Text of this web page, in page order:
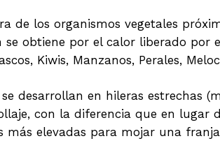
de los organismos vegetales
obtiene por el calor liberado por
Kiwis, Manzanos, Perales,
desarrollan en hileras estrechas
con la diferencia que en lugar
más elevadas para mojar una